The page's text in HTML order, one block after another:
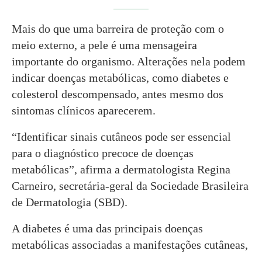
Mais do que uma barreira de proteção com o
meio externo, a pele é uma mensageira
importante do organismo. Alterações nela podem
indicar doenças metabólicas, como diabetes e
colesterol descompensado, antes mesmo dos
sintomas clínicos aparecerem.
“Identificar sinais cutâneos pode ser essencial
para o diagnóstico precoce de doenças
metabólicas”, afirma a dermatologista Regina
Carneiro, secretária-geral da Sociedade Brasileira
de Dermatologia (SBD).
A diabetes é uma das principais doenças
metabólicas associadas a manifestações cutâneas,